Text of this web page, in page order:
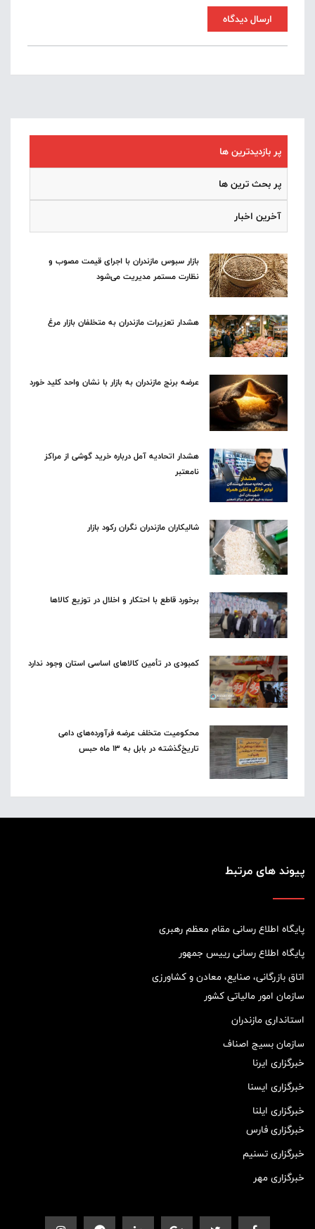
ارسال دیدگاه
پر بازدیدترین ها
پر بحث ترین ها
آخرین اخبار
بازار سبوس مازندران با اجرای قیمت مصوب و
نظارت مستمر مدیریت می‌شود
هشدار تعزیرات مازندران به متخلفان بازار مرغ
عرضه برنج مازندران به بازار با نشان واحد کلید خورد
هشدار اتحادیه آمل درباره خرید گوشی از مراکز
نامعتبر
شالیکاران مازندران نگران رکود بازار
برخورد قاطع با احتکار و اخلال در توزیع کالاها
کمبودی در تأمین کالاهای اساسی استان وجود ندارد
محکومیت متخلف عرضه فرآورده‌های دامی
تاریخ‌گذشته در بابل به ۱۳ ماه حبس
پیوند های مرتبط
پایگاه اطلاع رسانی مقام معظم رهبری
پایگاه اطلاع رسانی رییس جمهور
اتاق بازرگانی، صنایع، معادن و کشاورزی
سازمان امور مالیاتی کشور
استانداری مازندران
سازمان بسیج اصناف
خبرگزاری ایرنا
خبرگزاری ایسنا
خبرگزاری ایلنا
خبرگزاری فارس
خبرگزاری تسنیم
خبرگزاری مهر